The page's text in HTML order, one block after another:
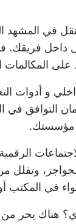
في المشهد
داخل فريقك.
المكالمات
و أدوات
التوافق في
مؤسستك.
في المكتب
هناك بحر من